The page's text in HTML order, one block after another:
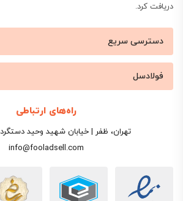
دریافت کرد.
دسترسی سریع
فولادسل
راه‌های ارتباطی
تهران، ظفر | خیابان شهید وحید
info@fooladsell.com